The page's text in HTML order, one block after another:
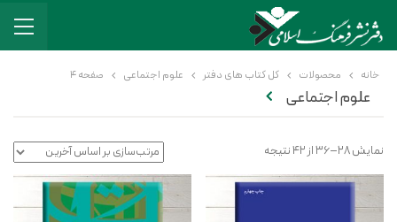
خانه محصولات کل کتاب های دفتر علوم اجتماعی صفحه 4
علوم اجتماعی
نمایش 28–36 از 42 نتیجه